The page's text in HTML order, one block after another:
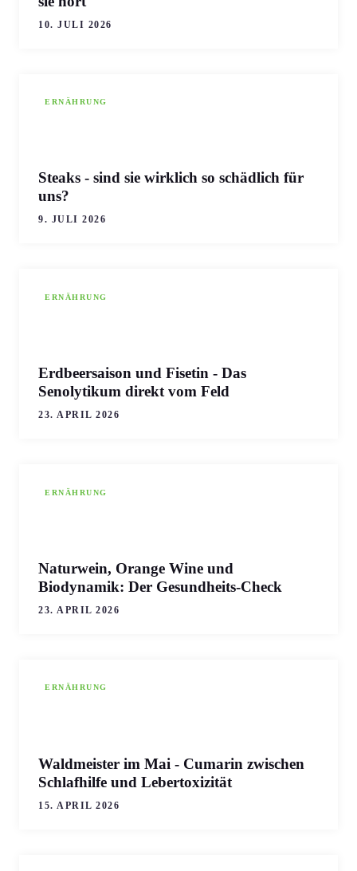
10. JULI 2026
ERNÄHRUNG
Steaks - sind sie wirklich so schädlich für
uns?
9. JULI 2026
ERNÄHRUNG
Erdbeersaison und Fisetin - Das
Senolytikum direkt vom Feld
23. APRIL 2026
ERNÄHRUNG
Naturwein, Orange Wine und
Biodynamik: Der Gesundheits-Check
23. APRIL 2026
ERNÄHRUNG
Waldmeister im Mai - Cumarin zwischen
Schlafhilfe und Lebertoxizität
15. APRIL 2026